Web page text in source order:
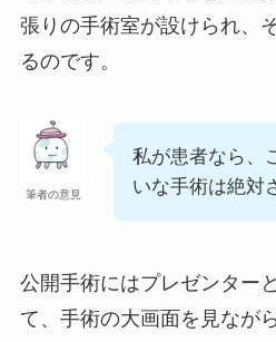
張りの手術室が設けられ、
るのです。
筆者の意見
私が患者なら、
いな手術は絶対
公開手術にはプレゼンター
て、手術の大画面を見なが